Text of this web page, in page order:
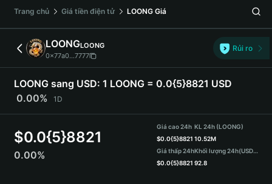
Français
Deutsch
简体中文
繁體中文
Português (Portugal)
Bahasa Indonesia
ภาษาไทย
हिन्दी
Español
Português (Brasil)
‌Trang chủ Giá tiền điện tử LOONG Giá
LOONGLOONG
0x77a0...7777
Rủi ro
LOONG sang USD: 1 LOONG = 0.0{5}8821 USD
0.00%
1D
$0.0{5}8821
0.00%
Giá cao 24h
$0.0{5}8821
Giá thấp 24h
$0.0{5}8821
KL 24h (LOONG)
10.52M
Khối lượng 24h(USDT)
92.8